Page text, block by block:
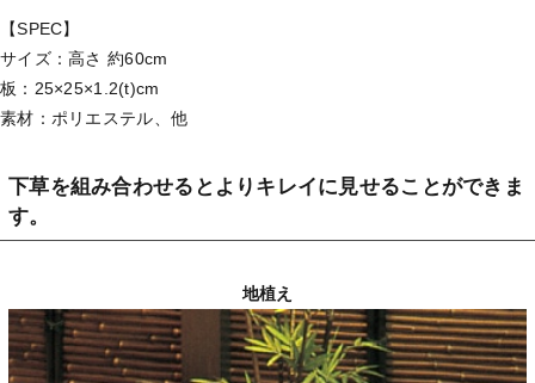
【SPEC】
サイズ：高さ 約60cm
板：25×25×1.2(t)cm
素材：ポリエステル、他
下草を組み合わせるとよりキレイに見せることができま
す。
地植え